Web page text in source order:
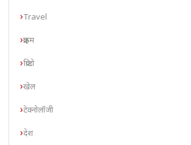
Travel
क्राइम
क्रिप्टो
खेल
टेक्नोलॉजी
देश